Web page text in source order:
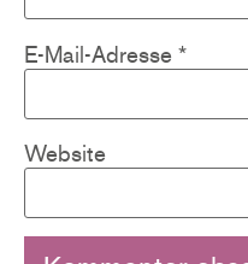
E-Mail-Adresse *
Website